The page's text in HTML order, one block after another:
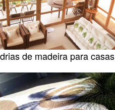
de madeira para casas